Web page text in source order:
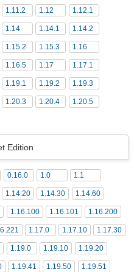
1.11.2 1.12 1.12.1
1.14 1.14.1 1.14.2
1.15.2 1.15.3 1.16
1.16.5 1.17 1.17.1
1.19.1 1.19.2 1.19.3
1.20.3 1.20.4 1.20.5
Edition
0.16.0 1.0 1.1
1.14.20 1.14.30 1.14.60
1.16.100 1.16.101 1.16.200
1.17.0 1.17.10 1.17.30
1.19.0 1.19.10 1.19.20
1.19.41 1.19.50 1.19.51